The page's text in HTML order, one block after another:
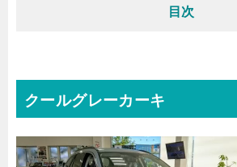
目次
クールグレーカーキ